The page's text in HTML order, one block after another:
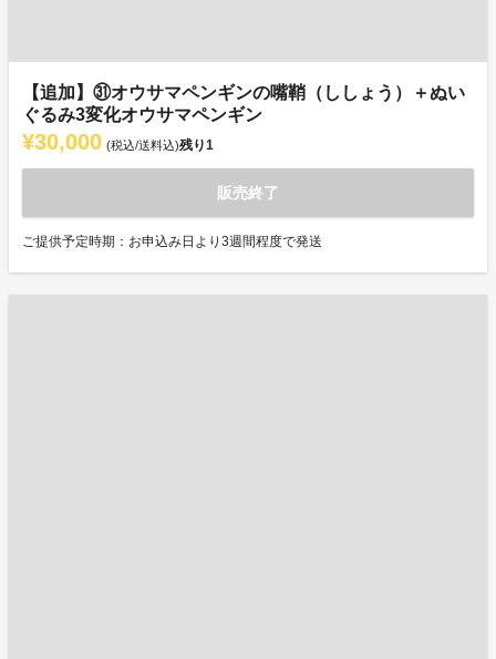
【追加】㉛オウサマペンギンの嘴鞘（ししょう）＋ぬい
ぐるみ3変化オウサマペンギン
¥30,000 (税込/送料込)残り1
販売終了
ご提供予定時期：お申込み日より3週間程度で発送